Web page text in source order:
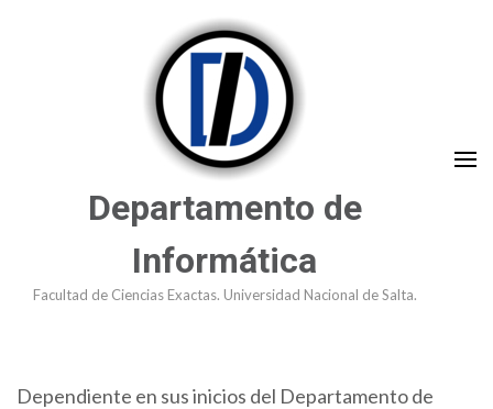
Departamento de
Informática
Facultad de Ciencias Exactas. Universidad Nacional de Salta.
Dependiente en sus inicios del Departamento de